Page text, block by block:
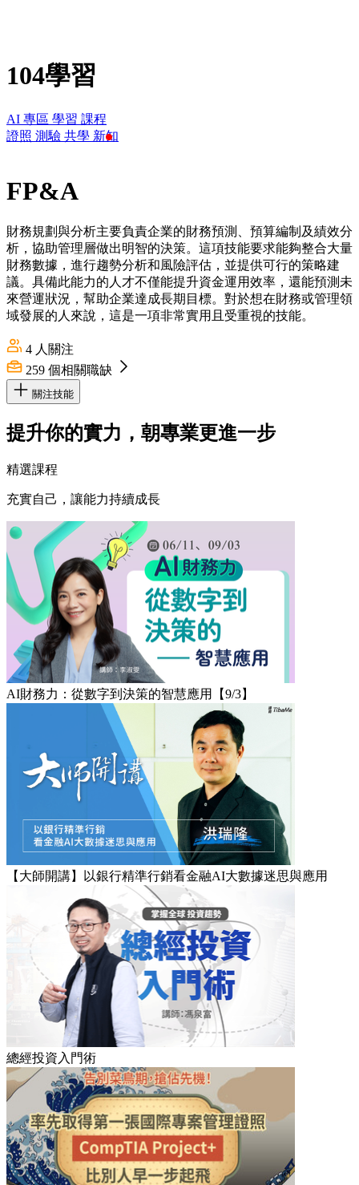
104學習
AI 專區 學習 課程
證照 測驗 共學 新知
FP&A
財務規劃與分析主要負責企業的財務預測、預算編制及績效分
析，協助管理層做出明智的決策。這項技能要求能夠整合大量
財務數據，進行趨勢分析和風險評估，並提供可行的策略建
議。具備此能力的人才不僅能提升資金運用效率，還能預測未
來營運狀況，幫助企業達成長期目標。對於想在財務或管理領
域發展的人來說，這是一項非常實用且受重視的技能。
4 人關注
259 個相關職缺
關注技能
提升你的實力，朝專業更進一步
精選課程
充實自己，讓能力持續成長
AI財務力：從數字到決策的智慧應用【9/3】
【大師開講】以銀行精準行銷看金融AI大數據迷思與應用
總經投資入門術